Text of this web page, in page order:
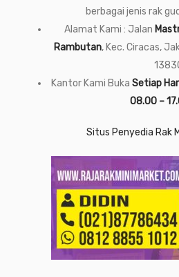
berbagai jenis rak
Alamat Kami : Jalan
Rambutan, Kec. Ciracas,
Kantor Kami Buka Setiap
08.00 –
Situs Penyedia Rak